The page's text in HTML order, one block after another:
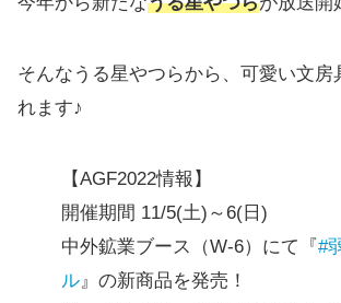
そんなうる星やつらから、可愛い文房
れます♪
【AGF2022情報】
開催期間 11/5(土)～6(日)
中外鉱業ブース（W-6）にて『#
ル』の新商品を発売！